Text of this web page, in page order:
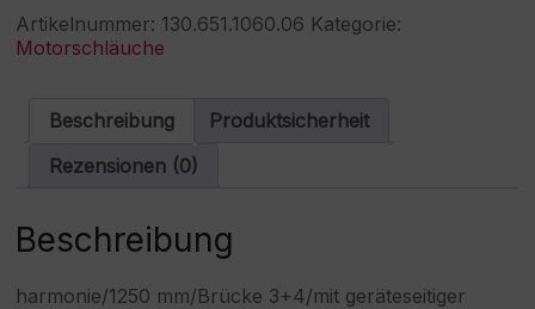
Sirona®
S
Motor
e
r
i
Artikelnummer: 130.651.1060.06 Kategorie:
Motorschläuche
Beschreibung
Produktsicherheit
Rezensionen (0)
Beschreibung
harmonie/1250 mm/Brücke 3+4/mit geräteseitiger